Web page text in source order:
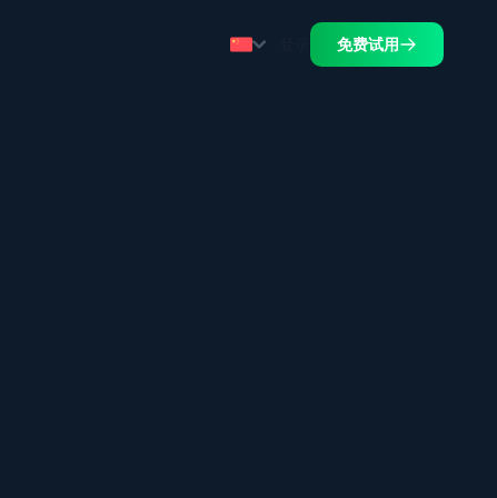
免费试用